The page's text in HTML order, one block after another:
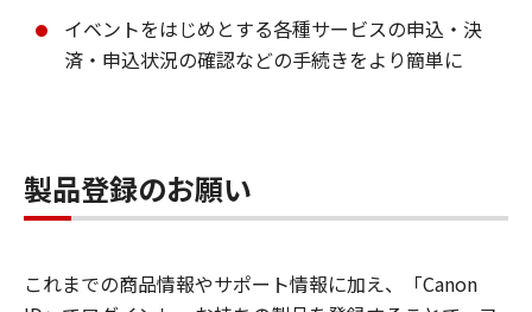
イベントをはじめとする各種サービスの申込・決
済・申込状況の確認などの手続きをより簡単に
製品登録のお願い
これまでの商品情報やサポート情報に加え、「Canon